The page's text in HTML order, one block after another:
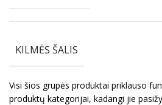
KILMĖS ŠALIS
Visi šios grupės produktai priklauso
produktų kategorijai, kadangi jie